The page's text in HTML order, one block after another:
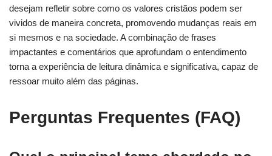
desejam refletir sobre como os valores cristãos podem ser
vividos de maneira concreta, promovendo mudanças reais em
si mesmos e na sociedade. A combinação de frases
impactantes e comentários que aprofundam o entendimento
torna a experiência de leitura dinâmica e significativa, capaz de
ressoar muito além das páginas.
Perguntas Frequentes (FAQ)